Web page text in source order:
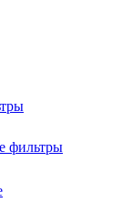
фильтры